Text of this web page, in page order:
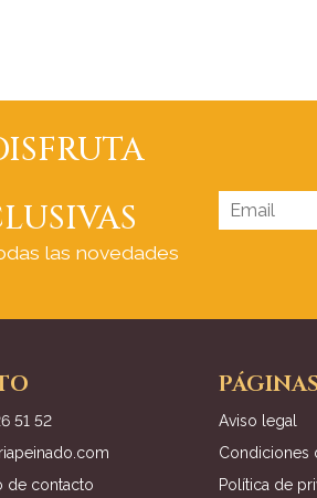
las novedades
51 52
de contacto
Aviso legal
Condiciones
Política de